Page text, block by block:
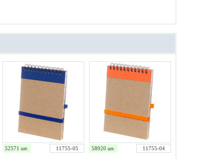
52571 шт. 11755-05 58920 шт. 11755-04